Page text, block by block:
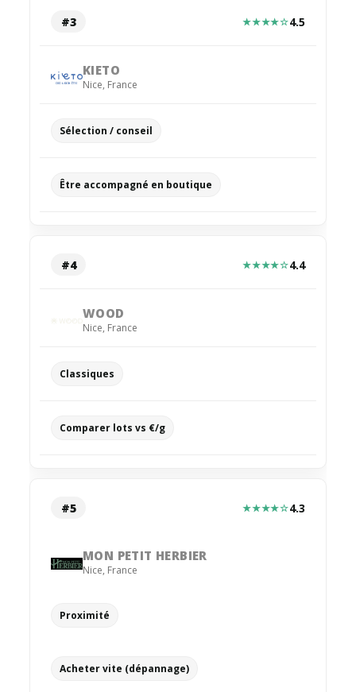
#3 ★★★★☆4.5
KIETO
Nice, France
Sélection / conseil
Être accompagné en boutique
#4 ★★★★☆4.4
WOOD
Nice, France
Classiques
Comparer lots vs €/g
#5 ★★★★☆4.3
MON PETIT HERBIER
Nice, France
Proximité
Acheter vite (dépannage)